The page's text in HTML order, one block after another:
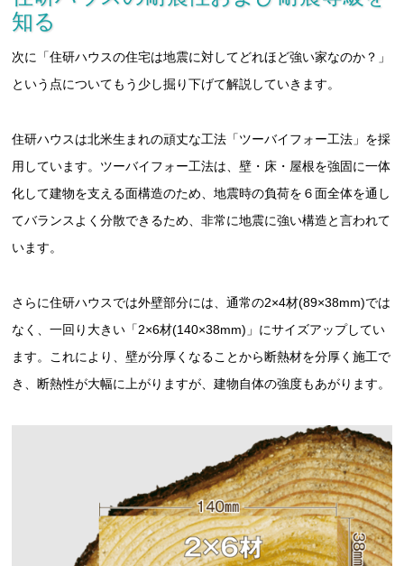
知る
次に「住研ハウスの住宅は地震に対してどれほど強い家なのか？」
という点についてもう少し掘り下げて解説していきます。
住研ハウスは北米生まれの頑丈な工法「ツーバイフォー工法」を採
用しています。ツーバイフォー工法は、壁・床・屋根を強固に一体
化して建物を支える面構造のため、地震時の負荷を６面全体を通し
てバランスよく分散できるため、非常に地震に強い構造と言われて
います。
さらに住研ハウスでは外壁部分には、通常の2×4材(89×38mm)では
なく、一回り大きい「2×6材(140×38mm)」にサイズアップしてい
ます。これにより、壁が分厚くなることから断熱材を分厚く施工で
き、断熱性が大幅に上がりますが、建物自体の強度もあがります。